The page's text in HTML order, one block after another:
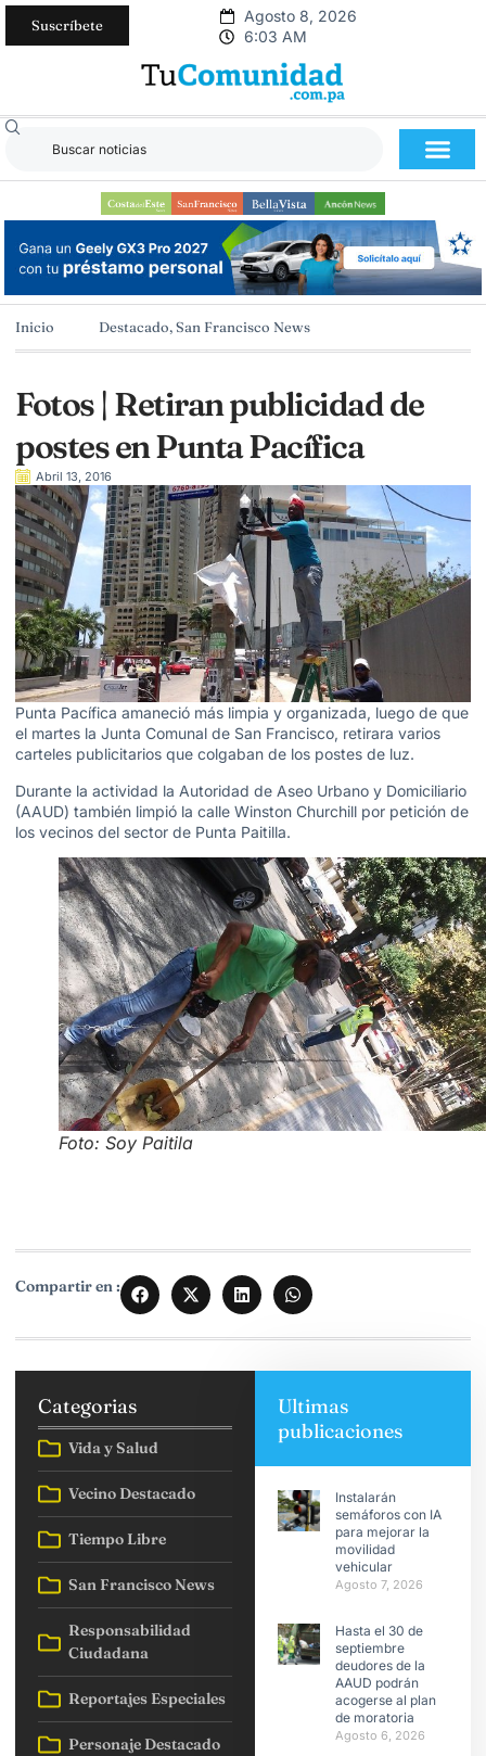
Suscríbete
Agosto 8, 2026
6:03 AM
Inicio Destacado,San Francisco News
Fotos | Retiran publicidad de
postes en Punta Pacífica
Abril 13, 2016
Punta Pacífica amaneció más limpia y organizada, luego de que
el martes la Junta Comunal de San Francisco, retirara varios
carteles publicitarios que colgaban de los postes de luz.
Durante la actividad la Autoridad de Aseo Urbano y Domiciliario
(AAUD) también limpió la calle Winston Churchill por petición de
los vecinos del sector de Punta Paitilla.
Foto: Soy Paitila
Compartir en :
Categorias
Vida y Salud
Vecino Destacado
Tiempo Libre
San Francisco News
Responsabilidad
Ciudadana
Reportajes Especiales
Personaje Destacado
Ultimas
publicaciones
Instalarán
semáforos con IA
para mejorar la
movilidad
vehicular
Agosto 7, 2026
Hasta el 30 de
septiembre
deudores de la
AAUD podrán
acogerse al plan
de moratoria
Agosto 6, 2026